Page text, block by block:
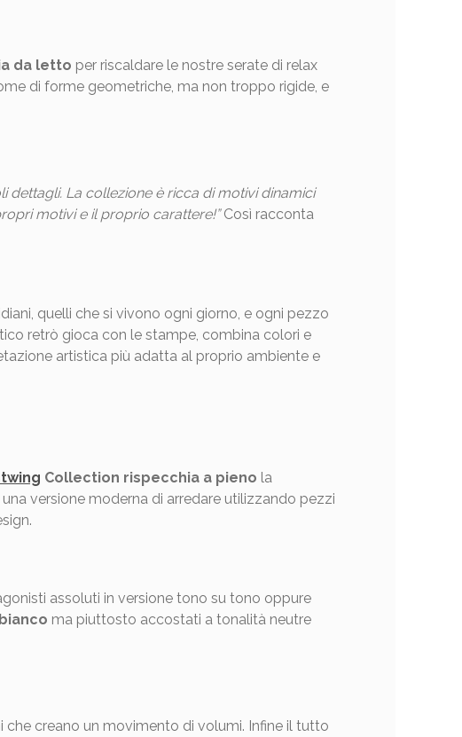
da letto per riscaldare le nostre serate di relax
di forme geometriche, ma non troppo rigide, e
dettagli. La collezione è ricca di motivi dinamici
motivi e il proprio carattere!”Così racconta
quelli che si vivono ogni giorno, e ogni pezzo
retrò gioca con le stampe, combina colori e
artistica più adatta al proprio ambiente e
Collection rispecchia a pieno la
versione moderna di arredare utilizzando pezzi
assoluti in versione tono su tono oppure
ma piuttosto accostati a tonalità neutre
che creano un movimento di volumi. Infine il tutto